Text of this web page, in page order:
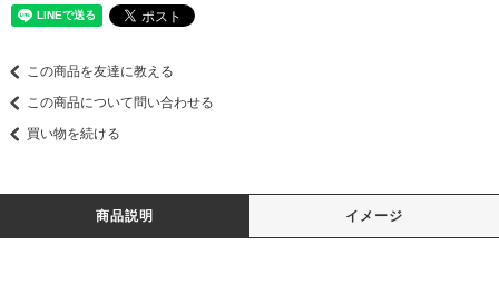
この商品を友達に教える
この商品について問い合わせる
買い物を続ける
商品説明 イメージ